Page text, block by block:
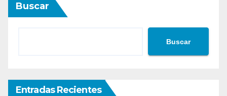
Buscar
Buscar
Entradas Recientes